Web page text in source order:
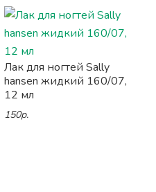
Лак для ногтей Sally
hansen жидкий 160/07,
12 мл
150р.